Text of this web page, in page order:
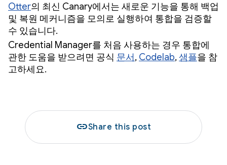
Otter의 최신 Canary에서는 새로운 기능을 통해 백업
및 복원 메커니즘을 모의로 실행하여 통합을 검증할
수 있습니다.
Credential Manager를 처음 사용하는 경우 통합에
관한 도움을 받으려면 공식 문서, Codelab,샘플을 참
고하세요.
linkShare this post